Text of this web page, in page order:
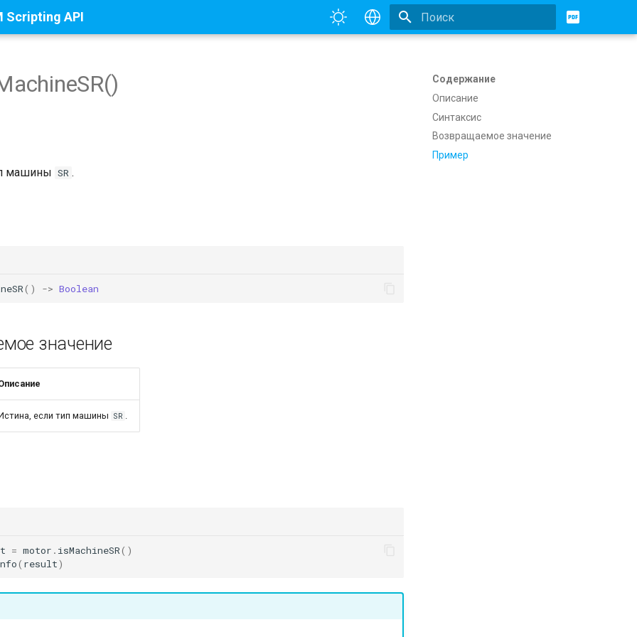
Scripting API
Содержание
Описание
Синтаксис
Возвращаемое значение
Пример
машины SR .
() -> Boolean
значение
если тип машины SR .
= motor . isMachineSR()
( result)